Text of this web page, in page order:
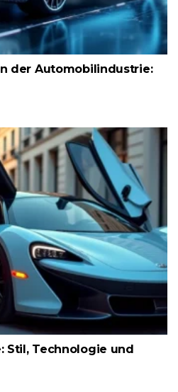
der Automobilindustrie:
Stil, Technologie und